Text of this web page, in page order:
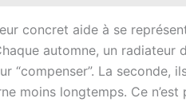
concret aide à se
automne, un radiateur
“compenser”. La seconde,
moins longtemps. Ce